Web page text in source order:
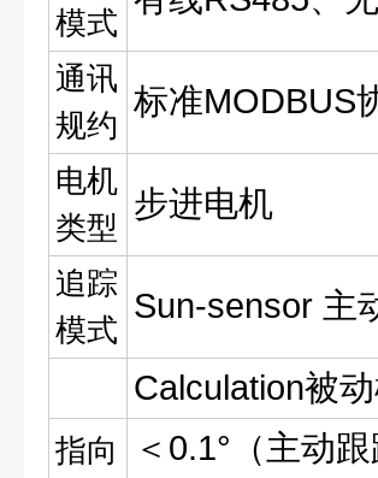
模式
通讯
规约
标准MODBUS
电机
类型
步进电机
追踪
模式
Sun-sensor 主
Calculation被
指向
＜0.1°（主动